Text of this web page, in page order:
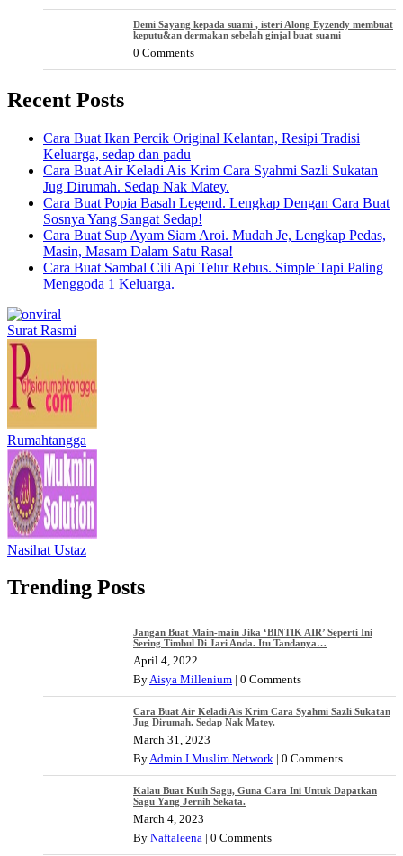
Demi Sayang kepada suami , isteri Along Eyzendy membuat
keputu&an dermakan sebelah ginjal buat suami
0 Comments
Recent Posts
Cara Buat Ikan Percik Original Kelantan, Resipi Tradisi
Keluarga, sedap dan padu
Cara Buat Air Keladi Ais Krim Cara Syahmi Sazli Sukatan
Jug Dirumah. Sedap Nak Matey.
Cara Buat Popia Basah Legend. Lengkap Dengan Cara Buat
Sosnya Yang Sangat Sedap!
Cara Buat Sup Ayam Siam Aroi. Mudah Je, Lengkap Pedas,
Masin, Masam Dalam Satu Rasa!
Cara Buat Sambal Cili Api Telur Rebus. Simple Tapi Paling
Menggoda 1 Keluarga.
Surat Rasmi
Rumahtangga
Nasihat Ustaz
Trending Posts
Jangan Buat Main-main Jika ‘BINTIK AIR’ Seperti Ini
Sering Timbul Di Jari Anda. Itu Tandanya…
April 4, 2022
ByAisya Millenium | 0 Comments
Cara Buat Air Keladi Ais Krim Cara Syahmi Sazli Sukatan
Jug Dirumah. Sedap Nak Matey.
March 31, 2023
ByAdmin I Muslim Network | 0 Comments
Kalau Buat Kuih Sagu, Guna Cara Ini Untuk Dapatkan
Sagu Yang Jernih Sekata.
March 4, 2023
By Naftaleena | 0 Comments